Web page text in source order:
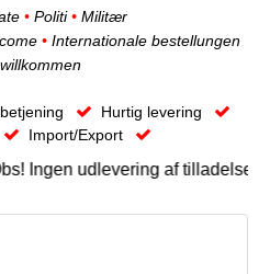
• Politi• Militær
• Internationale bestellungen
Hurtig levering
Import/Export
Ingen udlevering af